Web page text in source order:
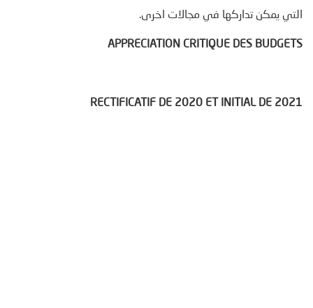
التي يمكن تداركها في مجالات اخرى.
APPRECIATION CRITIQUE DES BUDGETS
RECTIFICATIF DE 2020 ET INITIAL DE 2021